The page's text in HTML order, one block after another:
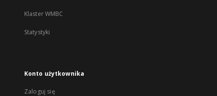
Klaster WMBC
Statystyki
Konto użytkownika
Zaloguj się